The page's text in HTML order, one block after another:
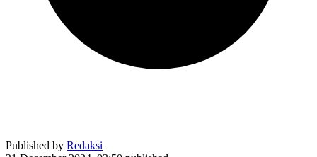
Published by Redaksi